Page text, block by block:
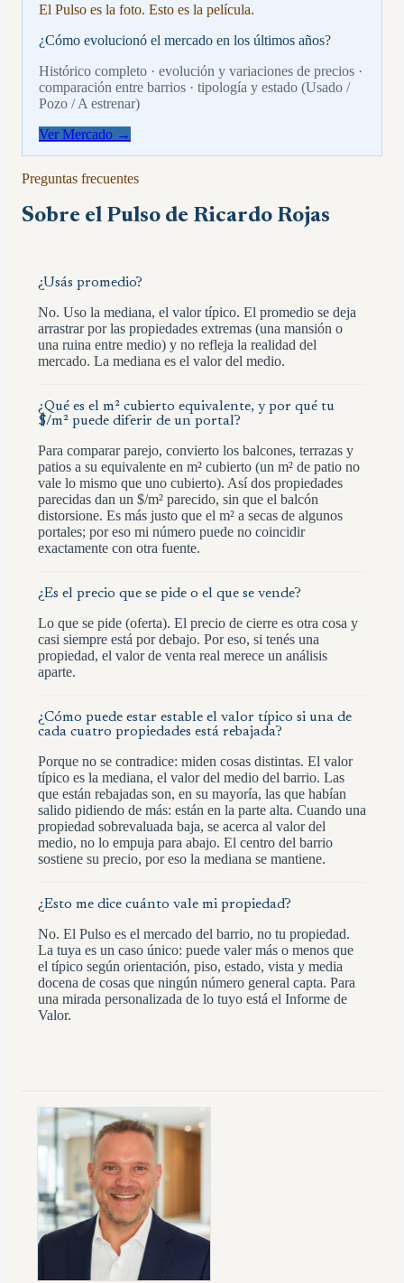
El Pulso es la foto. Esto es la película.
¿Cómo evolucionó el mercado en los últimos años?
Histórico completo · evolución y variaciones de precios ·
comparación entre barrios · tipología y estado (Usado /
Pozo / A estrenar)
Ver Mercado →
Preguntas frecuentes
Sobre el Pulso de Ricardo Rojas
¿Usás promedio?
No. Uso la mediana, el valor típico. El promedio se deja
arrastrar por las propiedades extremas (una mansión o
una ruina entre medio) y no refleja la realidad del
mercado. La mediana es el valor del medio.
¿Qué es el m² cubierto equivalente, y por qué tu
$/m² puede diferir de un portal?
Para comparar parejo, convierto los balcones, terrazas y
patios a su equivalente en m² cubierto (un m² de patio no
vale lo mismo que uno cubierto). Así dos propiedades
parecidas dan un $/m² parecido, sin que el balcón
distorsione. Es más justo que el m² a secas de algunos
portales; por eso mi número puede no coincidir
exactamente con otra fuente.
¿Es el precio que se pide o el que se vende?
Lo que se pide (oferta). El precio de cierre es otra cosa y
casi siempre está por debajo. Por eso, si tenés una
propiedad, el valor de venta real merece un análisis
aparte.
¿Cómo puede estar estable el valor típico si una de
cada cuatro propiedades está rebajada?
Porque no se contradice: miden cosas distintas. El valor
típico es la mediana, el valor del medio del barrio. Las
que están rebajadas son, en su mayoría, las que habían
salido pidiendo de más: están en la parte alta. Cuando una
propiedad sobrevaluada baja, se acerca al valor del
medio, no lo empuja para abajo. El centro del barrio
sostiene su precio, por eso la mediana se mantiene.
¿Esto me dice cuánto vale mi propiedad?
No. El Pulso es el mercado del barrio, no tu propiedad.
La tuya es un caso único: puede valer más o menos que
el típico según orientación, piso, estado, vista y media
docena de cosas que ningún número general capta. Para
una mirada personalizada de lo tuyo está el Informe de
Valor.